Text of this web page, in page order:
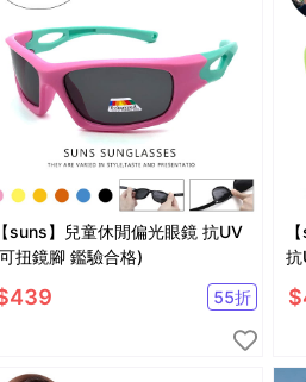
【suns】兒童休閒偏光眼鏡 抗UV
扭鏡腳 鑑驗合格)
439 55折
抗
$